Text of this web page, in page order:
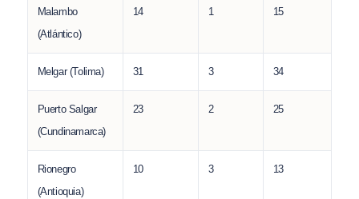
Malambo
(Atlántico)
14 1 15
Melgar (Tolima) 31 3 34
Puerto Salgar
(Cundinamarca)
23 2 25
Rionegro
(Antioquia)
10 3 13